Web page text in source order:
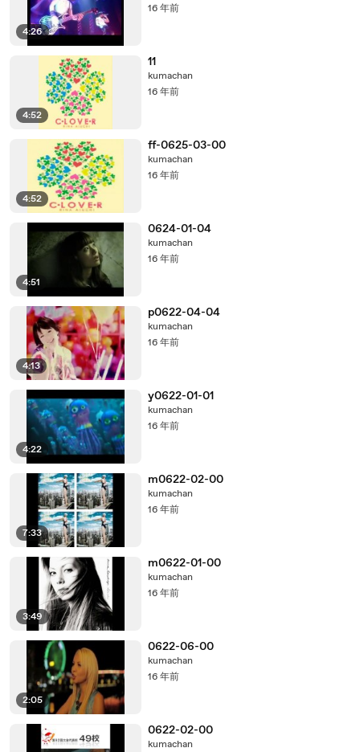
4:26
16 年前
4:52
11
kumachan
16 年前
4:52
ff-0625-03-00
kumachan
16 年前
4:51
0624-01-04
kumachan
16 年前
4:13
p0622-04-04
kumachan
16 年前
4:22
y0622-01-01
kumachan
16 年前
7:33
m0622-02-00
kumachan
16 年前
3:49
m0622-01-00
kumachan
16 年前
2:05
0622-06-00
kumachan
16 年前
0622-02-00
kumachan